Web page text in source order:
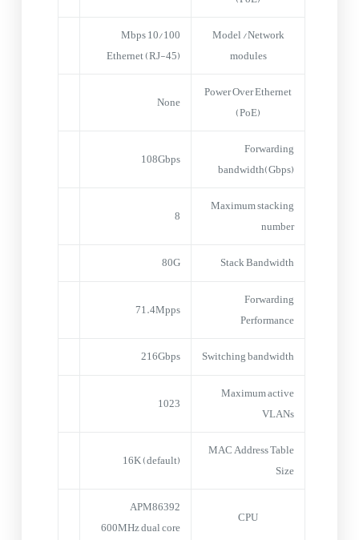
Model /Network
modules
10/100 Mbps
Ethernet (RJ-45)
Power Over Ethernet
(PoE)
None
Forwarding
bandwidth(Gbps)
108Gbps
Maximum stacking
number
8
Stack Bandwidth
80G
Forwarding
Performance
71.4Mpps
Switching bandwidth
216Gbps
Maximum active
VLANs
1023
MAC Address Table
Size
16K (default)
CPU
APM86392
600MHz dual core